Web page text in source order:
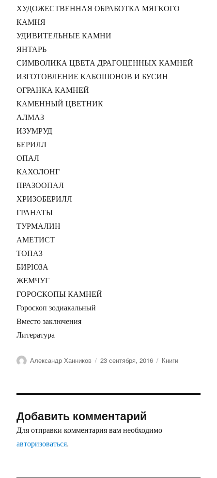
ХУДОЖЕСТВЕННАЯ ОБРАБОТКА МЯГКОГО
КАМНЯ
УДИВИТЕЛЬНЫЕ КАМНИ
ЯНТАРЬ
СИМВОЛИКА ЦВЕТА ДРАГОЦЕННЫХ КАМНЕЙ
ИЗГОТОВЛЕНИЕ КАБОШОНОВ И БУСИН
ОГРАНКА КАМНЕЙ
КАМЕННЫЙ ЦВЕТНИК
АЛМАЗ
ИЗУМРУД
БЕРИЛЛ
ОПАЛ
КАХОЛОНГ
ПРАЗООПАЛ
ХРИЗОБЕРИЛЛ
ГРАНАТЫ
ТУРМАЛИН
АМЕТИСТ
ТОПАЗ
БИРЮЗА
ЖЕМЧУГ
ГОРОСКОПЫ КАМНЕЙ
Гороскоп зодиакальный
Вместо заключения
Литература
Автор
Александр Ханников Опубликовано
23 сентября, 2016 Рубрики
Книги
Добавить комментарий
Для отправки комментария вам необходимо
авторизоваться.